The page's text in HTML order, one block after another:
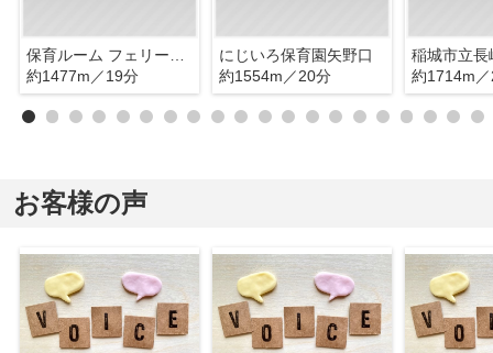
約1477m／19分
にじいろ保育園矢野口
約1554m／20分
稲城市立長
約1714m
お客様の声